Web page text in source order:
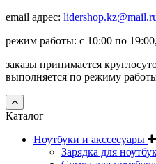
email адрес:
режим работы: с 10:00 по
заказы принимается
выполняется по режиму
Каталог
Ноутбуки и акссесуары
Зарядка для